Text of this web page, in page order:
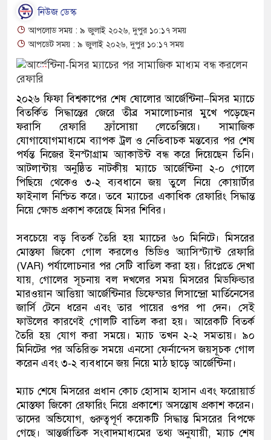
নিউজ ডেস্ক
আপলোড সময় : ৯ জুলাই ২০২৬, দুপুর ১০:১৭ সময়
আপডেট সময় : ৯ জুলাই ২০২৬, দুপুর ১০:১৭ সময়
২০২৬ ফিফা বিশ্বকাপের শেষ ষোলোর আর্জেন্টিনা–মিসর ম্যাচে
বিতর্কিত সিদ্ধান্তের জেরে তীব্র সমালোচনার মুখে পড়েছেন
ফরাসি রেফারি ফ্রাঁসোয়া লেতেক্সিয়ে। সামাজিক
যোগাযোগমাধ্যমে ব্যাপক ট্রল ও নেতিবাচক মন্তব্যের পর শেষ
পর্যন্ত নিজের ইনস্টাগ্রাম অ্যাকাউন্ট বন্ধ করে দিয়েছেন তিনি।
আটলান্টায় অনুষ্ঠিত নাটকীয় ম্যাচে আর্জেন্টিনা ২-০ গোলে
পিছিয়ে থেকেও ৩-২ ব্যবধানে জয় তুলে নিয়ে কোয়ার্টার
ফাইনাল নিশ্চিত করে। তবে ম্যাচের একাধিক রেফারিং সিদ্ধান্ত
নিয়ে ক্ষোভ প্রকাশ করেছে মিসর শিবির।
সবচেয়ে বড় বিতর্ক তৈরি হয় ম্যাচের ৬০ মিনিটে। মিসরের
মোস্তফা জিকো গোল করলেও ভিডিও অ্যাসিস্ট্যান্ট রেফারি
(VAR) পর্যালোচনার পর সেটি বাতিল করা হয়। রিপ্লেতে দেখা
যায়, গোলের সূচনায় বল দখলের সময় মিসরের মিডফিল্ডার
মারওয়ান আত্তিয়া আর্জেন্টিনার ডিফেন্ডার লিসান্দ্রো মার্তিনেসের
জার্সি টেনে ধরেন এবং তার পায়ের ওপর পা দেন। সেই
ফাউলের কারণেই গোলটি বাতিল করা হয়। আরেকটি বিতর্ক
তৈরি হয় যোগ করা সময়ে। ম্যাচ তখন ২-২ সমতায়। ৯০
মিনিটের পর অতিরিক্ত সময়ে এনসো ফের্নান্দেস জয়সূচক গোল
করেন এবং ৩-২ ব্যবধানে জয় নিয়ে মাঠ ছাড়ে আর্জেন্টিনা।
ম্যাচ শেষে মিসরের প্রধান কোচ হোসাম হাসান এবং ফরোয়ার্ড
মোস্তফা জিকো রেফারিং নিয়ে প্রকাশ্যে অসন্তোষ প্রকাশ করেন।
তাদের অভিযোগ, গুরুত্বপূর্ণ কয়েকটি সিদ্ধান্ত মিসরের বিপক্ষে
গেছে। আন্তর্জাতিক সংবাদমাধ্যমের তথ্য অনুযায়ী, ম্যাচ শেষ